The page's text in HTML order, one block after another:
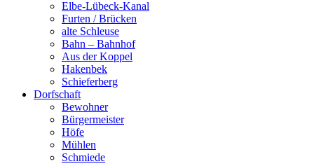
Elbe-Lübeck-Kanal
Furten / Brücken
alte Schleuse
Bahn – Bahnhof
Aus der Koppel
Hakenbek
Schieferberg
Dorfschaft
Bewohner
Bürgermeister
Höfe
Mühlen
Schmiede